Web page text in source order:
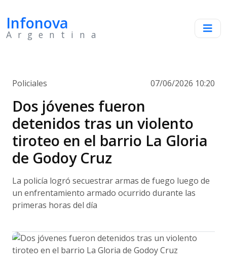
Infonova
Argentina
Policiales 07/06/2026 10:20
Dos jóvenes fueron
detenidos tras un violento
tiroteo en el barrio La Gloria
de Godoy Cruz
La policía logró secuestrar armas de fuego luego de
un enfrentamiento armado ocurrido durante las
primeras horas del día